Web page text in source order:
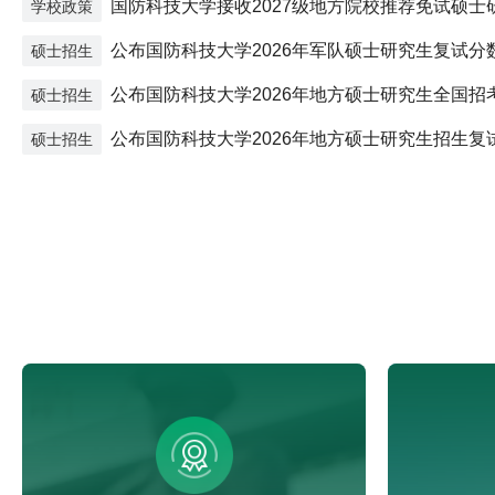
学校政策
国防科技大学接收2027级地方院校推荐免试硕士
生、参军入伍生）工作方案
硕士招生
公布国防科技大学2026年军队硕士研究生复试分
硕士招生
公布国防科技大学2026年地方硕士研究生全国招
硕士招生 公布国防科技大学2026年地方硕士研究生招生复